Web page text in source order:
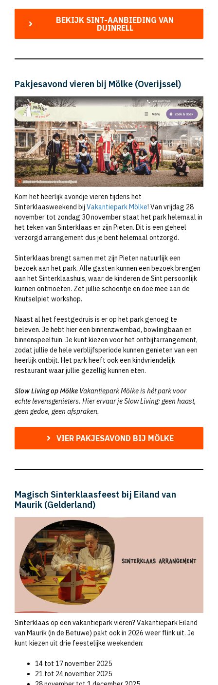
BEKIJK SINT-AANBIEDING VAN
DUINRELL
Pakjesavond vieren bij Mölke (Overijssel)
Kom het heerlijk avondje vieren tijdens het
Sinterklaasweekend bij Vakantiepark Mölke! Van vrijdag 28
november tot zondag 30 november staat het park helemaal in
het teken van Sinterklaas en zijn Pieten. Dit is een geheel
verzorgd arrangement dus je bent helemaal ontzorgd.
Sinterklaas brengt samen met zijn Pieten natuurlijk een
bezoek aan het park. Alle gasten kunnen een bezoek brengen
aan het Sinterklaashuis, waar de kinderen de Sint persoonlijk
kunnen ontmoeten. Zet jullie schoentje en doe mee aan de
Knutselpiet workshop.
Naast al het feestgedruis is er op het park genoeg te
beleven. Je hebt hier een binnenzwembad, bowlingbaan en
binnenspeeltuin. Je kunt kiezen voor het ontbijtarrangement,
zodat jullie de hele verblijfsperiode kunnen genieten van een
heerlijk ontbijt. Het park heeft ook een kindvriendelijk
restaurant waar jullie gezellig kunnen eten.
Slow Living op Mölke Vakantiepark Mölke is hét park voor
echte levensgenieters. Hier ervaar je Slow Living: geen haast,
geen gedoe, geen afspraken.
VIER PAKJESAVOND BIJ MÖLKE
Magisch Sinterklaasfeest bij Eiland van
Maurik (Gelderland)
Sinterklaas op een vakantiepark vieren? Vakantiepark Eiland
van Maurik (in de Betuwe) pakt ook in 2026 weer flink uit. Je
kunt kiezen uit drie feestelijke weekenden:
14 tot 17 november 2025
21 tot 24 november 2025